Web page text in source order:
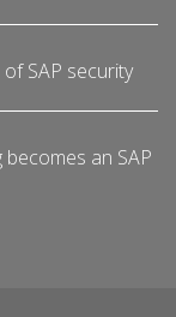
SAP security
an SAP